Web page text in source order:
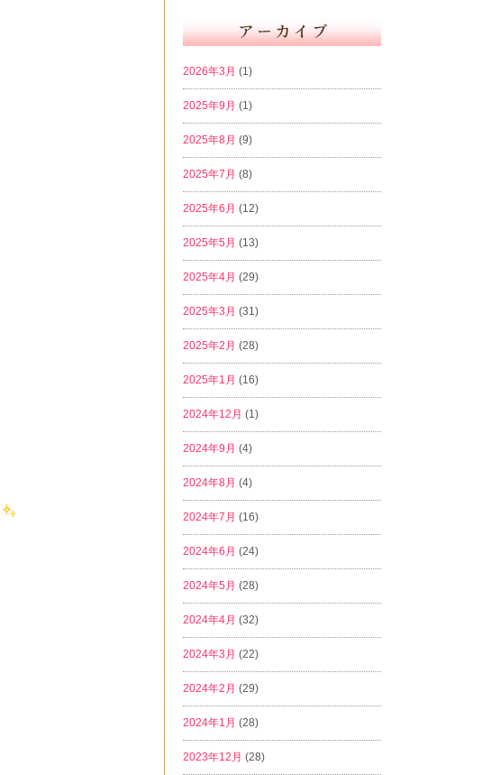
2026年3月 (1)
2025年9月 (1)
2025年8月 (9)
2025年7月 (8)
2025年6月 (12)
2025年5月 (13)
2025年4月 (29)
2025年3月 (31)
2025年2月 (28)
2025年1月 (16)
2024年12月 (1)
2024年9月 (4)
2024年8月 (4)
2024年7月 (16)
2024年6月 (24)
2024年5月 (28)
2024年4月 (32)
2024年3月 (22)
2024年2月 (29)
2024年1月 (28)
2023年12月 (28)